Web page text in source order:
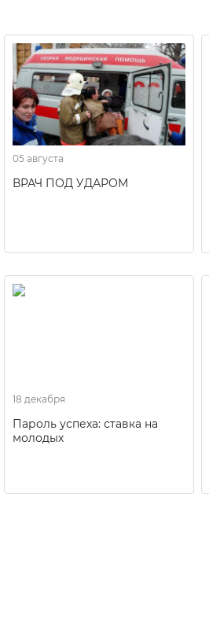
05 августа
ВРАЧ ПОД УДАРОМ
18 декабря
Пароль успеха: ставка на
молодых